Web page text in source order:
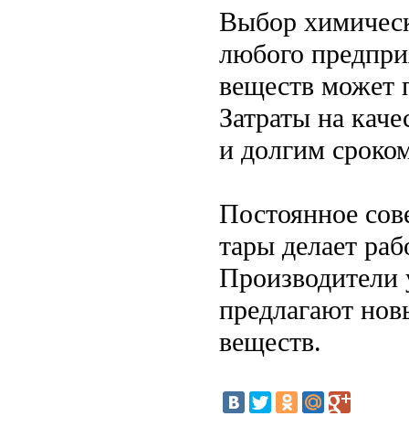
Выбор
любого
веществ может
Затраты на
и долгим
Постоянное
тары делает
Производители
предлагают
веществ.